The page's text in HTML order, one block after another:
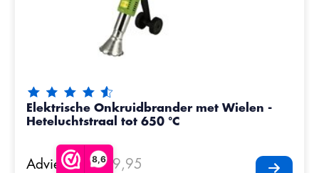
8,6
De beoordeling van dit product is van de 5
Elektrische Onkruidbrander met Wielen -
Heteluchtstraal tot 650 °C
Adviesprijs €79,95